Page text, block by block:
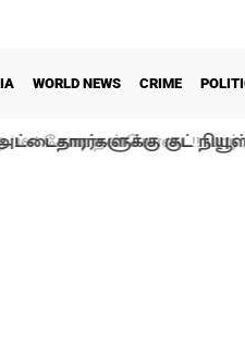
WORLD NEWS CRIME
குட்